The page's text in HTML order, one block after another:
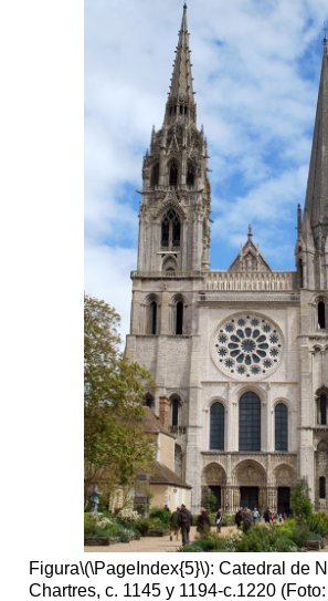
Figura\(\PageIndex{5}\): Catedral de
Chartres, c. 1145 y 1194-c.1220 (Foto: